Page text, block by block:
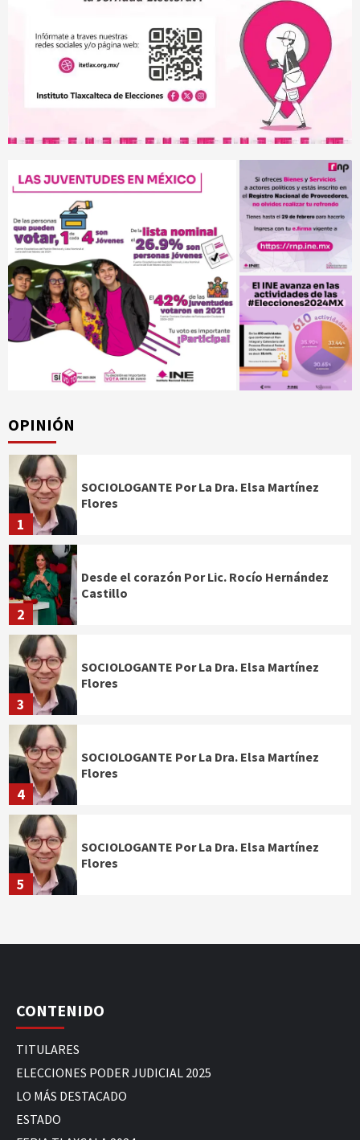
OPINIÓN
1
SOCIOLOGANTE Por La Dra. Elsa Martínez
Flores
2
Desde el corazón Por Lic. Rocío Hernández
Castillo
3
SOCIOLOGANTE Por La Dra. Elsa Martínez
Flores
4
SOCIOLOGANTE Por La Dra. Elsa Martínez
Flores
5
SOCIOLOGANTE Por La Dra. Elsa Martínez
Flores
CONTENIDO
TITULARES
ELECCIONES PODER JUDICIAL 2025
LO MÁS DESTACADO
ESTADO